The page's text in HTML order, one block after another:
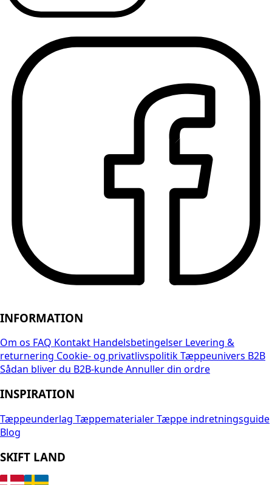
INFORMATION
Om os FAQ Kontakt Handelsbetingelser Levering &
returnering Cookie- og privatlivspolitikTæppeunivers B2B
Sådan bliver du B2B-kundeAnnuller din ordre
INSPIRATION
Tæppeunderlag TæppematerialerTæppe indretningsguide
Blog
SKIFT LAND